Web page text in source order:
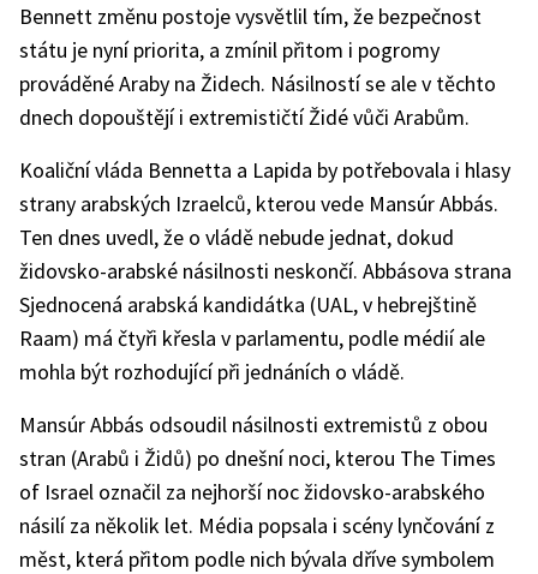
Bennett změnu postoje vysvětlil tím, že bezpečnost
státu je nyní priorita, a zmínil přitom i pogromy
prováděné Araby na Židech. Násilností se ale v těchto
dnech dopouštějí i extremističtí Židé vůči Arabům.
Koaliční vláda Bennetta a Lapida by potřebovala i hlasy
strany arabských Izraelců, kterou vede Mansúr Abbás.
Ten dnes uvedl, že o vládě nebude jednat, dokud
židovsko-arabské násilnosti neskončí. Abbásova strana
Sjednocená arabská kandidátka (UAL, v hebrejštině
Raam) má čtyři křesla v parlamentu, podle médií ale
mohla být rozhodující při jednáních o vládě.
Mansúr Abbás odsoudil násilnosti extremistů z obou
stran (Arabů i Židů) po dnešní noci, kterou The Times
of Israel označil za nejhorší noc židovsko-arabského
násilí za několik let. Média popsala i scény lynčování z
měst, která přitom podle nich bývala dříve symbolem